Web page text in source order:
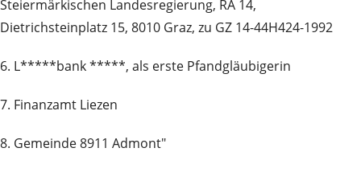
Steiermärkischen Landesregierung, RA 14,
Dietrichsteinplatz 15, 8010 Graz, zu GZ 14-44H424-1992
6. L*****bank *****, als erste Pfandgläubigerin
7. Finanzamt Liezen
8. Gemeinde 8911 Admont"